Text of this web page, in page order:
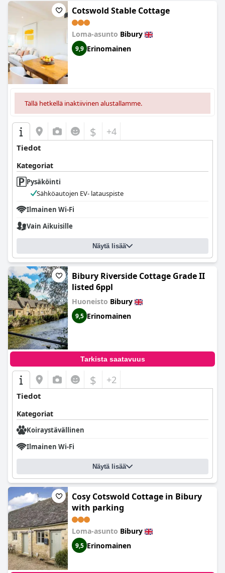
Cotswold Stable Cottage
Loma-asunto Bibury
9,9 Erinomainen
Tällä hetkellä inaktiivinen alustallamme.
$ +4
Tiedot
Kategoriat
Pysäköinti
Sähköautojen EV- latauspiste
Ilmainen Wi-Fi
Vain Aikuisille
Näytä lisää
Bibury Riverside Cottage Grade II
listed 6ppl
Huoneisto Bibury
9,5 Erinomainen
Tarkista saatavuus
$ +2
Tiedot
Kategoriat
Koiraystävällinen
Ilmainen Wi-Fi
Näytä lisää
Cosy Cotswold Cottage in Bibury
with parking
Loma-asunto Bibury
9,5 Erinomainen